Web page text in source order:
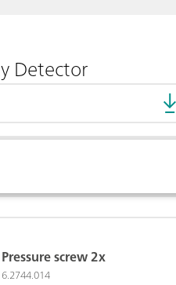
Detector
Pressure screw 2x
6.2744.014